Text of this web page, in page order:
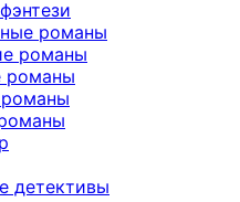
романы
романы
романы
детективы